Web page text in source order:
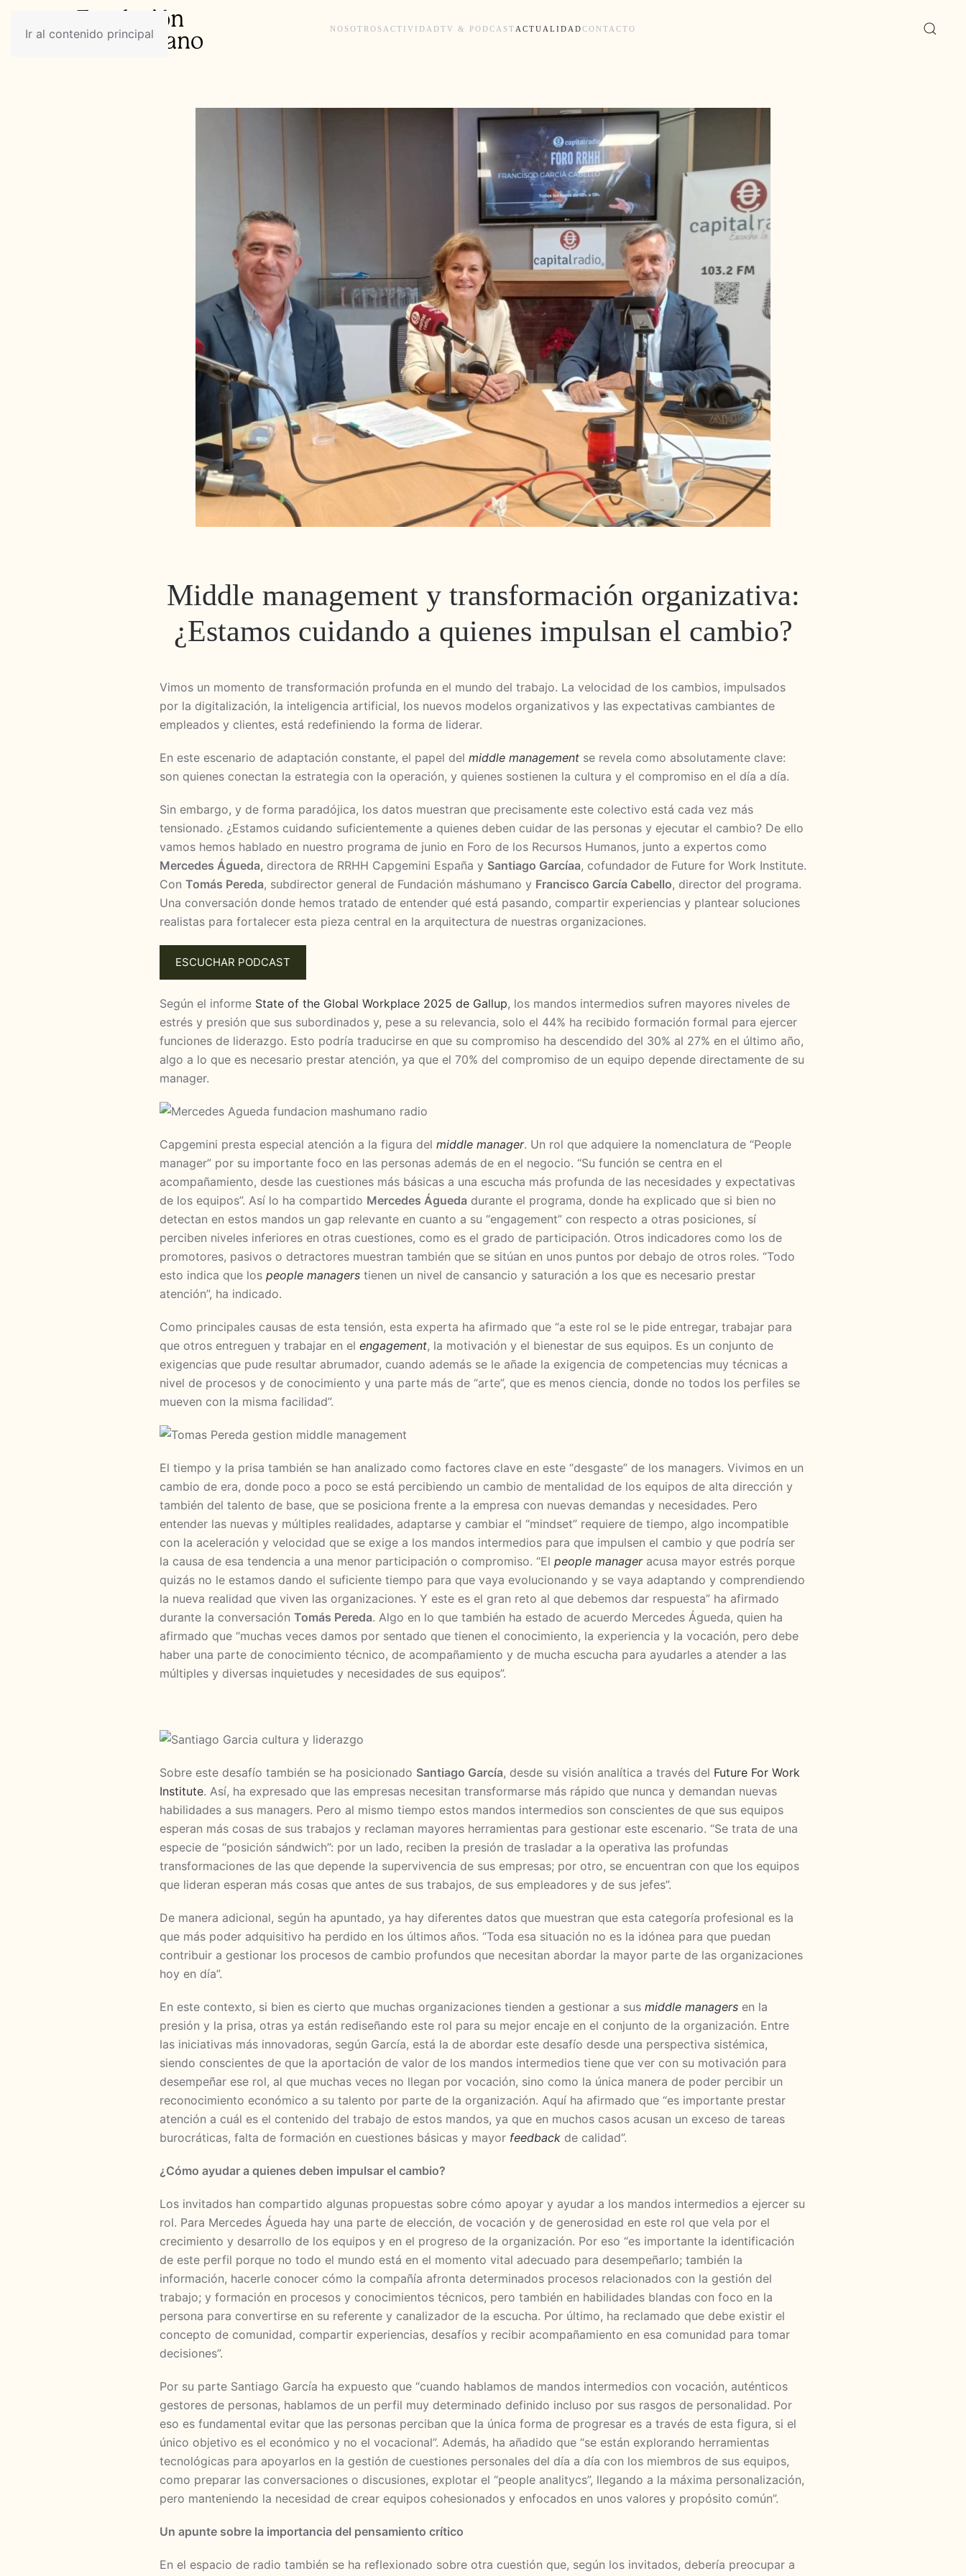
Ir al contenido principal NOSOTROS ACTIVIDADTV & PODCAST ACTUALIDADCONTACTO
Middle management y transformación organizativa:
¿Estamos cuidando a quienes impulsan el cambio?
Vimos un momento de transformación profunda en el mundo del trabajo. La velocidad de los cambios, impulsados
por la digitalización, la inteligencia artificial, los nuevos modelos organizativos y las expectativas cambiantes de
empleados y clientes, está redefiniendo la forma de liderar.
En este escenario de adaptación constante, el papel del middle management se revela como absolutamente clave:
son quienes conectan la estrategia con la operación, y quienes sostienen la cultura y el compromiso en el día a día.
Sin embargo, y de forma paradójica, los datos muestran que precisamente este colectivo está cada vez más
tensionado. ¿Estamos cuidando suficientemente a quienes deben cuidar de las personas y ejecutar el cambio? De ello
vamos hemos hablado en nuestro programa de junio en Foro de los Recursos Humanos, junto a expertos como
Mercedes Águeda, directora de RRHH Capgemini España y Santiago Garcíaa, cofundador de Future for Work Institute.
Con Tomás Pereda, subdirector general de Fundación máshumano y Francisco García Cabello, director del programa.
Una conversación donde hemos tratado de entender qué está pasando, compartir experiencias y plantear soluciones
realistas para fortalecer esta pieza central en la arquitectura de nuestras organizaciones.
ESCUCHAR PODCAST
Según el informe State of the Global Workplace 2025 de Gallup, los mandos intermedios sufren mayores niveles de
estrés y presión que sus subordinados y, pese a su relevancia, solo el 44% ha recibido formación formal para ejercer
funciones de liderazgo. Esto podría traducirse en que su compromiso ha descendido del 30% al 27% en el último año,
algo a lo que es necesario prestar atención, ya que el 70% del compromiso de un equipo depende directamente de su
manager.
Capgemini presta especial atención a la figura del middle manager. Un rol que adquiere la nomenclatura de “People
manager” por su importante foco en las personas además de en el negocio. “Su función se centra en el
acompañamiento, desde las cuestiones más básicas a una escucha más profunda de las necesidades y expectativas
de los equipos”. Así lo ha compartido Mercedes Águeda durante el programa, donde ha explicado que si bien no
detectan en estos mandos un gap relevante en cuanto a su “engagement” con respecto a otras posiciones, sí
perciben niveles inferiores en otras cuestiones, como es el grado de participación. Otros indicadores como los de
promotores, pasivos o detractores muestran también que se sitúan en unos puntos por debajo de otros roles. “Todo
esto indica que los people managers tienen un nivel de cansancio y saturación a los que es necesario prestar
atención”, ha indicado.
Como principales causas de esta tensión, esta experta ha afirmado que “a este rol se le pide entregar, trabajar para
que otros entreguen y trabajar en el engagement, la motivación y el bienestar de sus equipos. Es un conjunto de
exigencias que pude resultar abrumador, cuando además se le añade la exigencia de competencias muy técnicas a
nivel de procesos y de conocimiento y una parte más de “arte”, que es menos ciencia, donde no todos los perfiles se
mueven con la misma facilidad”.
El tiempo y la prisa también se han analizado como factores clave en este “desgaste” de los managers. Vivimos en un
cambio de era, donde poco a poco se está percibiendo un cambio de mentalidad de los equipos de alta dirección y
también del talento de base, que se posiciona frente a la empresa con nuevas demandas y necesidades. Pero
entender las nuevas y múltiples realidades, adaptarse y cambiar el “mindset” requiere de tiempo, algo incompatible
con la aceleración y velocidad que se exige a los mandos intermedios para que impulsen el cambio y que podría ser
la causa de esa tendencia a una menor participación o compromiso. “El people manageracusa mayor estrés porque
quizás no le estamos dando el suficiente tiempo para que vaya evolucionando y se vaya adaptando y comprendiendo
la nueva realidad que viven las organizaciones. Y este es el gran reto al que debemos dar respuesta” ha afirmado
durante la conversación Tomás Pereda. Algo en lo que también ha estado de acuerdo Mercedes Águeda, quien ha
afirmado que “muchas veces damos por sentado que tienen el conocimiento, la experiencia y la vocación, pero debe
haber una parte de conocimiento técnico, de acompañamiento y de mucha escucha para ayudarles a atender a las
múltiples y diversas inquietudes y necesidades de sus equipos”.
Sobre este desafío también se ha posicionado Santiago García, desde su visión analítica a través del Future For Work
Institute. Así, ha expresado que las empresas necesitan transformarse más rápido que nunca y demandan nuevas
habilidades a sus managers. Pero al mismo tiempo estos mandos intermedios son conscientes de que sus equipos
esperan más cosas de sus trabajos y reclaman mayores herramientas para gestionar este escenario. “Se trata de una
especie de “posición sándwich”: por un lado, reciben la presión de trasladar a la operativa las profundas
transformaciones de las que depende la supervivencia de sus empresas; por otro, se encuentran con que los equipos
que lideran esperan más cosas que antes de sus trabajos, de sus empleadores y de sus jefes”.
De manera adicional, según ha apuntado, ya hay diferentes datos que muestran que esta categoría profesional es la
que más poder adquisitivo ha perdido en los últimos años. “Toda esa situación no es la idónea para que puedan
contribuir a gestionar los procesos de cambio profundos que necesitan abordar la mayor parte de las organizaciones
hoy en día”.
En este contexto, si bien es cierto que muchas organizaciones tienden a gestionar a sus middle managers en la
presión y la prisa, otras ya están rediseñando este rol para su mejor encaje en el conjunto de la organización. Entre
las iniciativas más innovadoras, según García, está la de abordar este desafío desde una perspectiva sistémica,
siendo conscientes de que la aportación de valor de los mandos intermedios tiene que ver con su motivación para
desempeñar ese rol, al que muchas veces no llegan por vocación, sino como la única manera de poder percibir un
reconocimiento económico a su talento por parte de la organización. Aquí ha afirmado que “es importante prestar
atención a cuál es el contenido del trabajo de estos mandos, ya que en muchos casos acusan un exceso de tareas
burocráticas, falta de formación en cuestiones básicas y mayor feedback de calidad”.
¿Cómo ayudar a quienes deben impulsar el cambio?
Los invitados han compartido algunas propuestas sobre cómo apoyar y ayudar a los mandos intermedios a ejercer su
rol. Para Mercedes Águeda hay una parte de elección, de vocación y de generosidad en este rol que vela por el
crecimiento y desarrollo de los equipos y en el progreso de la organización. Por eso “es importante la identificación
de este perfil porque no todo el mundo está en el momento vital adecuado para desempeñarlo; también la
información, hacerle conocer cómo la compañía afronta determinados procesos relacionados con la gestión del
trabajo; y formación en procesos y conocimientos técnicos, pero también en habilidades blandas con foco en la
persona para convertirse en su referente y canalizador de la escucha. Por último, ha reclamado que debe existir el
concepto de comunidad, compartir experiencias, desafíos y recibir acompañamiento en esa comunidad para tomar
decisiones”.
Por su parte Santiago García ha expuesto que “cuando hablamos de mandos intermedios con vocación, auténticos
gestores de personas, hablamos de un perfil muy determinado definido incluso por sus rasgos de personalidad. Por
eso es fundamental evitar que las personas perciban que la única forma de progresar es a través de esta figura, si el
único objetivo es el económico y no el vocacional”. Además, ha añadido que “se están explorando herramientas
tecnológicas para apoyarlos en la gestión de cuestiones personales del día a día con los miembros de sus equipos,
como preparar las conversaciones o discusiones, explotar el “people analitycs”, llegando a la máxima personalización,
pero manteniendo la necesidad de crear equipos cohesionados y enfocados en unos valores y propósito común”.
Un apunte sobre la importancia del pensamiento crítico
En el espacio de radio también se ha reflexionado sobre otra cuestión que, según los invitados, debería preocupar a